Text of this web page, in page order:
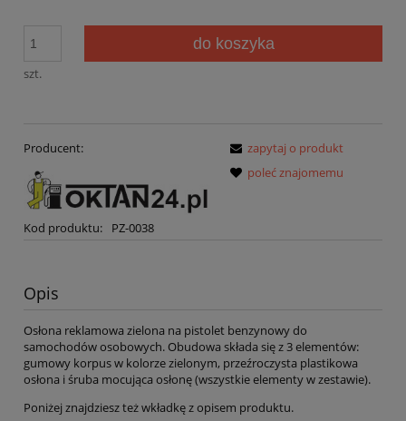
szt.
do koszyka
Producent:
Kod produktu: PZ-0038
zapytaj o produkt
poleć znajomemu
Opis
Osłona reklamowa zielona na pistolet benzynowy do
samochodów osobowych. Obudowa składa się z 3 elementów:
gumowy korpus w kolorze zielonym, przeźroczysta plastikowa
osłona i śruba mocująca osłonę (wszystkie elementy w zestawie).
Poniżej znajdziesz też wkładkę z opisem produktu.